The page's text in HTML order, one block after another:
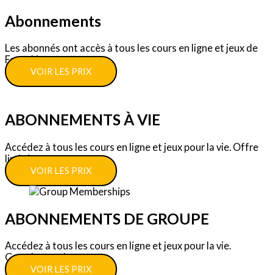
Abonnements
Les abonnés ont accès à tous les cours en ligne et jeux de
FootyLingo.
VOIR LES PRIX
ABONNEMENTS À VIE
Accédez à tous les cours en ligne et jeux pour la vie. Offre
limitée.
VOIR LES PRIX
ABONNEMENTS DE GROUPE
Accédez à tous les cours en ligne et jeux pour la vie.
Grandes remises.
VOIR LES PRIX